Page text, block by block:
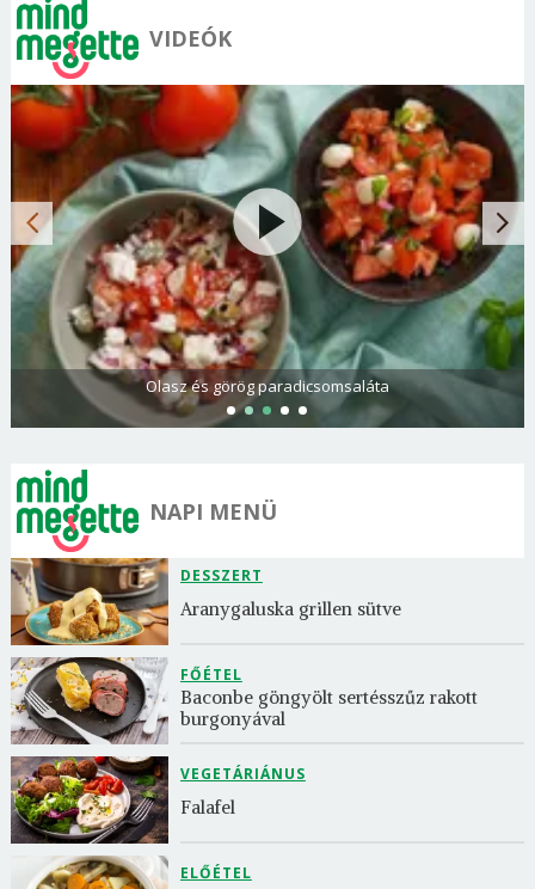
VIDEÓK
Olasz és görög paradicsomsaláta
NAPI MENÜ
DESSZERT
Aranygaluska grillen sütve
FŐÉTEL
Baconbe göngyölt sertésszűz rakott
burgonyával
VEGETÁRIÁNUS
Falafel
ELŐÉTEL